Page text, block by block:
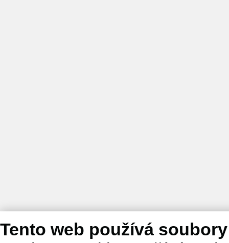
Tento web používá